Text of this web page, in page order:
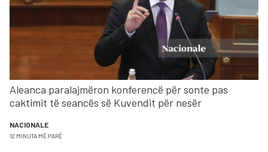
Aleanca paralajmëron konferencë për sonte pas
caktimit të seancës së Kuvendit për nesër
NACIONALE
12 MINUTA MË PARË